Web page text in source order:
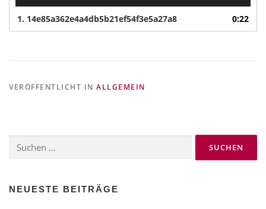
1. 14e85a362e4a4db5b21ef54f3e5a27a8 0:22
VERÖFFENTLICHT IN ALLGEMEIN
nach:
NEUESTE BEITRÄGE